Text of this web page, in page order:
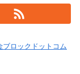
ブロックドットコム